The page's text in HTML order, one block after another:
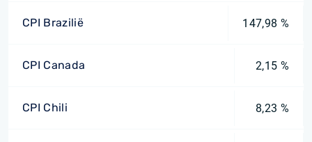
CPI Brazilië 147,98 %
CPI Canada 2,15 %
CPI Chili 8,23 %